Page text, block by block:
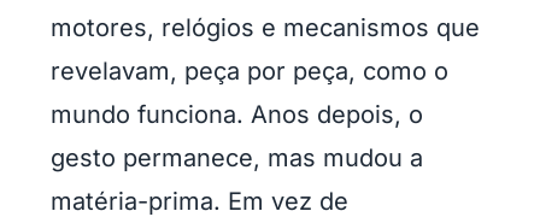
motores, relógios e mecanismos que
revelavam, peça por peça, como o
mundo funciona. Anos depois, o
gesto permanece, mas mudou a
matéria-prima. Em vez de